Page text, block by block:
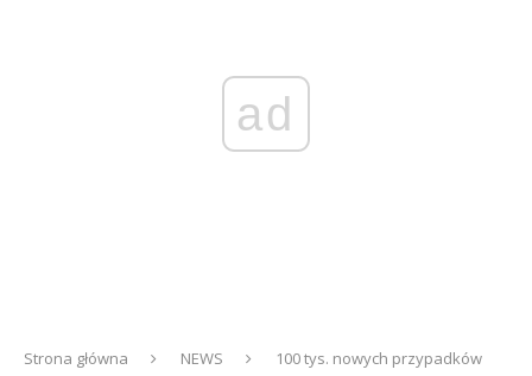
ad
Strona główna NEWS
100 tys. nowych przypadków